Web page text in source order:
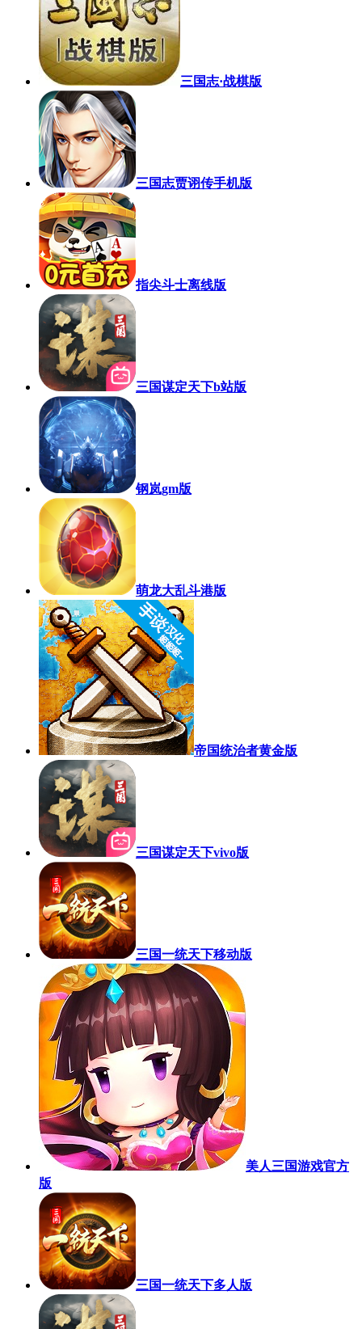
三国志·战棋版
三国志贾诩传手机版
指尖斗士离线版
三国谋定天下b站版
钢岚gm版
萌龙大乱斗港版
帝国统治者黄金版
三国谋定天下vivo版
三国一统天下移动版
美人三国游戏官方
版
三国一统天下多人版